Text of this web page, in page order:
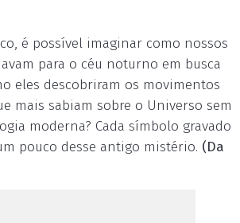
é possível imaginar como nossos
para o céu noturno em busca
eles descobriram os movimentos
mais sabiam sobre o Universo sem
moderna? Cada símbolo gravado
pouco desse antigo mistério. (Da